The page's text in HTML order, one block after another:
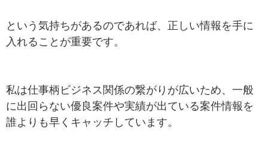
という気持ちがあるのであれば、正しい情報を手に
入れることが重要です。
私は仕事柄ビジネス関係の繋がりが広いため、一般
に出回らない優良案件や実績が出ている案件情報を
誰よりも早くキャッチしています。